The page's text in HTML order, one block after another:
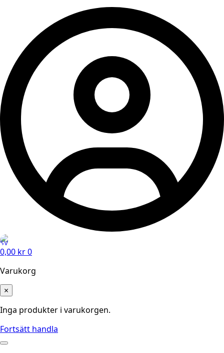
0,00 kr0
Varukorg
×
Inga produkter i varukorgen.
Fortsätt handla